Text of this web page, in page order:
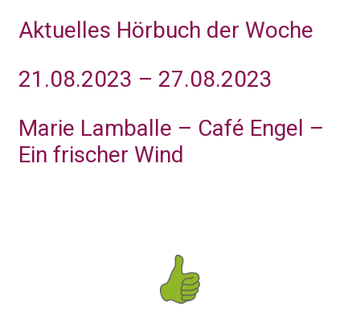
Aktuelles Hörbuch der Woche
21.08.2023 – 27.08.2023
Marie Lamballe – Café Engel –
Ein frischer Wind